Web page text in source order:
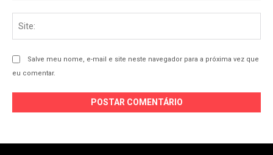
Salve meu nome, e-mail e site neste navegador para a próxima vez que
eu comentar.